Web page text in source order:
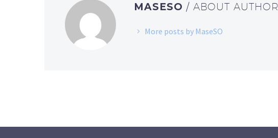
MASESO / ABOUT AUTHOR
More posts by MaseSO